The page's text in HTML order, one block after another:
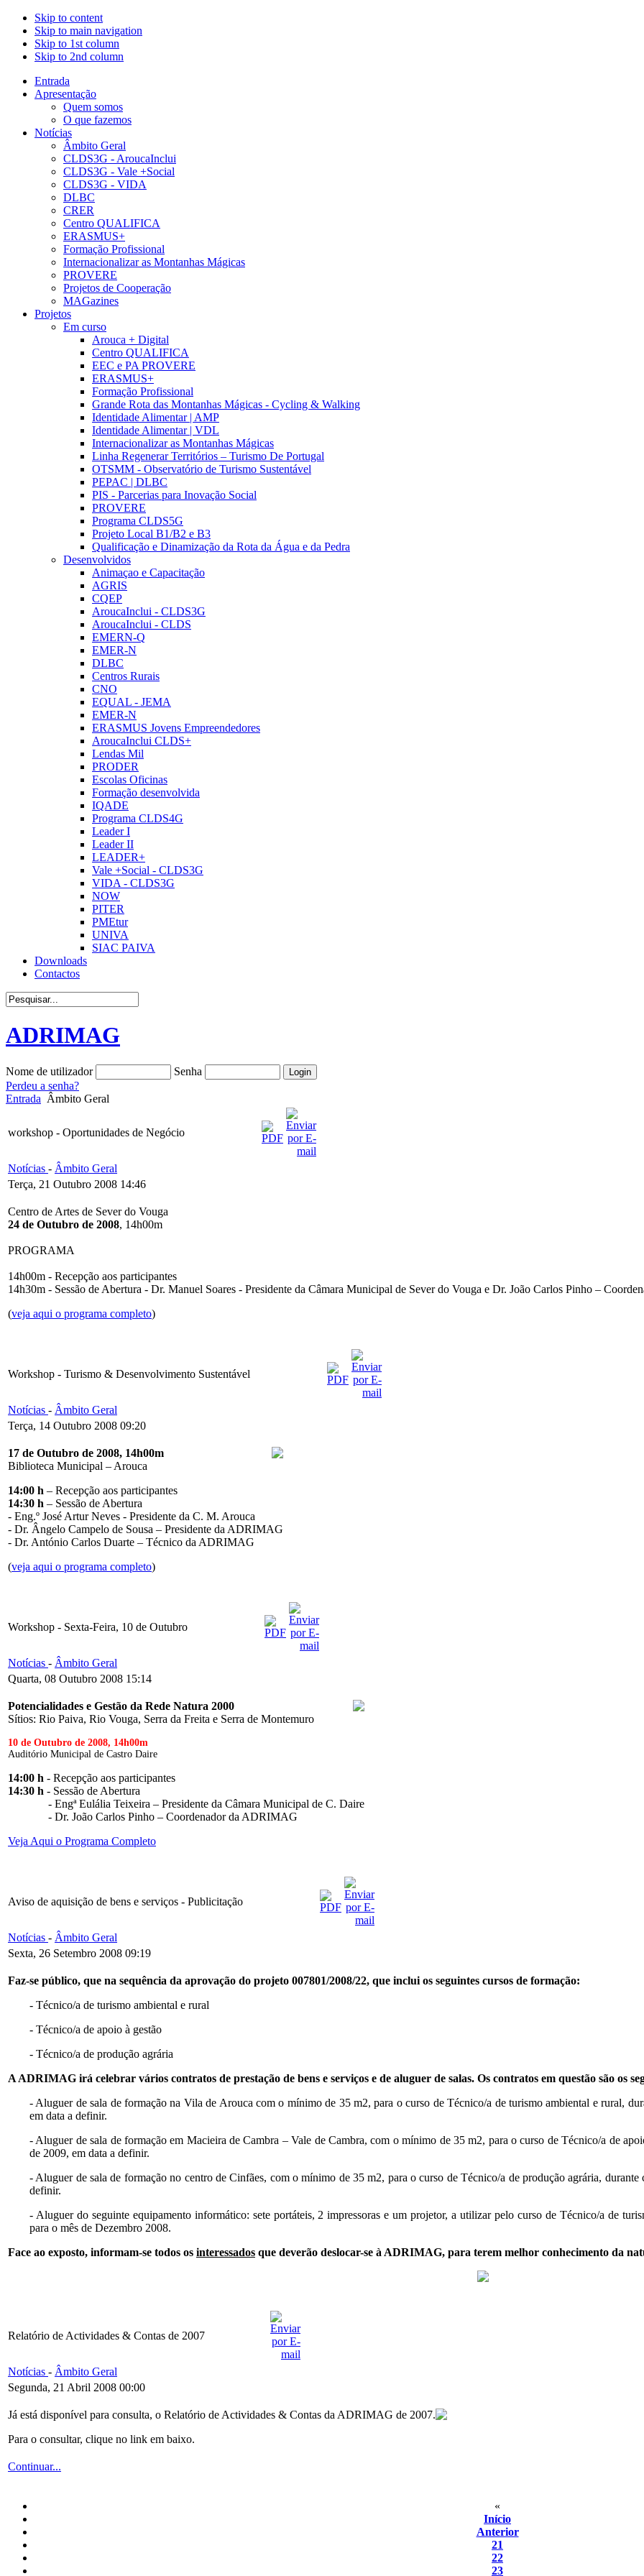
Skip to content
Skip to main navigation
Skip to 1st column
Skip to 2nd column
Entrada
Apresentação
Quem somos
O que fazemos
Notícias
Âmbito Geral
CLDS3G - AroucaInclui
CLDS3G - Vale +Social
CLDS3G - VIDA
DLBC
CRER
Centro QUALIFICA
ERASMUS+
Formação Profissional
Internacionalizar as Montanhas Mágicas
PROVERE
Projetos de Cooperação
MAGazines
Projetos
Em curso
Arouca + Digital
Centro QUALIFICA
EEC e PA PROVERE
ERASMUS+
Formação Profissional
Grande Rota das Montanhas Mágicas - Cycling & Walking
Identidade Alimentar | AMP
Identidade Alimentar | VDL
Internacionalizar as Montanhas Mágicas
Linha Regenerar Territórios – Turismo De Portugal
OTSMM - Observatório de Turismo Sustentável
PEPAC | DLBC
PIS - Parcerias para Inovação Social
PROVERE
Programa CLDS5G
Projeto Local B1/B2 e B3
Qualificação e Dinamização da Rota da Água e da Pedra
Desenvolvidos
Animaçao e Capacitação
AGRIS
CQEP
AroucaInclui - CLDS3G
AroucaInclui - CLDS
EMERN-Q
EMER-N
DLBC
Centros Rurais
CNO
EQUAL - JEMA
EMER-N
ERASMUS Jovens Empreendedores
AroucaInclui CLDS+
Lendas Mil
PRODER
Escolas Oficinas
Formação desenvolvida
IQADE
Programa CLDS4G
Leader I
Leader II
LEADER+
Vale +Social - CLDS3G
VIDA - CLDS3G
NOW
PITER
PMEtur
UNIVA
SIAC PAIVA
Downloads
Contactos
ADRIMAG
Nome de utilizador
Senha
Perdeu a senha?
Entrada Âmbito Geral
workshop - Oportunidades de Negócio
Notícias - Âmbito Geral
Terça, 21 Outubro 2008 14:46
Centro de Artes de Sever do Vouga
24 de Outubro de 2008, 14h00m
PROGRAMA
14h00m - Recepção aos participantes
14h30m - Sessão de Abertura - Dr. Manuel Soares - Presidente da Câmara Municipal de Sever do Vouga e Dr. João Carlos Pinho –
(veja aqui o programa completo)
Workshop - Turismo & Desenvolvimento Sustentável
Notícias - Âmbito Geral
Terça, 14 Outubro 2008 09:20
17 de Outubro de 2008, 14h00m
Biblioteca Municipal – Arouca
14:00 h – Recepção aos participantes
14:30 h – Sessão de Abertura
- Eng.º José Artur Neves - Presidente da C. M. Arouca
- Dr. Ângelo Campelo de Sousa – Presidente da ADRIMAG
- Dr. António Carlos Duarte – Técnico da ADRIMAG
(veja aqui o programa completo)
Workshop - Sexta-Feira, 10 de Outubro
Notícias - Âmbito Geral
Quarta, 08 Outubro 2008 15:14
Potencialidades e Gestão da Rede Natura 2000
Sítios: Rio Paiva, Rio Vouga, Serra da Freita e Serra de Montemuro
10 de Outubro de 2008, 14h00m
Auditório Municipal de Castro Daire
14:00 h - Recepção aos participantes
14:30 h - Sessão de Abertura
- Engª Eulália Teixeira – Presidente da Câmara Municipal de C. Daire
- Dr. João Carlos Pinho – Coordenador da ADRIMAG
Veja Aqui o Programa Completo
Aviso de aquisição de bens e serviços - Publicitação
Notícias - Âmbito Geral
Sexta, 26 Setembro 2008 09:19
Faz-se público, que na sequência da aprovação do projeto 007801/2008/22, que inclui os seguintes cursos de formação:
- Técnico/a de turismo ambiental e rural
- Técnico/a de apoio à gestão
- Técnico/a de produção agrária
A ADRIMAG irá celebrar vários contratos de prestação de bens e serviços e de aluguer de salas. Os contratos em questão são os
- Aluguer de sala de formação na Vila de Arouca com o mínimo de 35 m2, para o curso de Técnico/a de turismo ambiental e rural,
em data a definir.
- Aluguer de sala de formação em Macieira de Cambra – Vale de Cambra, com o mínimo de 35 m2, para o curso de Técnico/a de
de 2009, em data a definir.
- Aluguer de sala de formação no centro de Cinfães, com o mínimo de 35 m2, para o curso de Técnico/a de produção agrária,
definir.
- Aluguer do seguinte equipamento informático: sete portáteis, 2 impressoras e um projetor, a utilizar pelo curso de Técnico/a de
para o mês de Dezembro 2008.
Face ao exposto, informam-se todos os interessados que deverão deslocar-se à ADRIMAG, para terem melhor conhecimento da
Relatório de Actividades & Contas de 2007
Notícias - Âmbito Geral
Segunda, 21 Abril 2008 00:00
Já está disponível para consulta, o Relatório de Actividades & Contas da ADRIMAG de 2007.
Para o consultar, clique no link em baixo.
Continuar...
«
Início
Anterior
21
22
23